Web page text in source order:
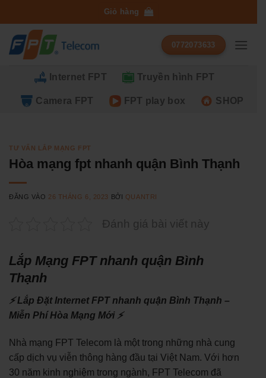
qua
dung
Giỏ hàng
0772073633
Internet FPT Truyền hình FPT
Camera FPT FPT play box SHOP
TƯ VẤN LẮP MẠNG FPT
Hòa mạng fpt nhanh quận Bình Thạnh
ĐĂNG VÀO 26 THÁNG 6, 2023 BỞI QUANTRI
Đánh giá bài viết này
Lắp Mạng FPT nhanh quận Bình
Thạnh
⚡ Lắp Đặt Internet FPT nhanh quận Bình Thạnh –
Miễn Phí Hòa Mạng Mới ⚡
Nhà mạng FPT Telecom là một trong những nhà cung
cấp dịch vụ viễn thông hàng đầu tại Việt Nam. Với hơn
30 năm kinh nghiệm trong ngành, FPT Telecom đã